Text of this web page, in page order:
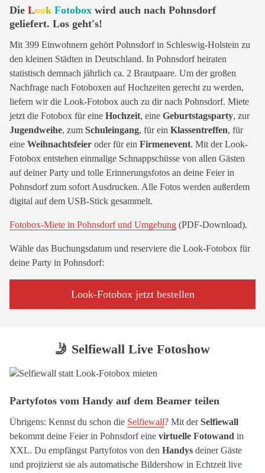
Die Look Fotobox wird auch nach Pohnsdorf
geliefert. Los geht's!
Mit 399 Einwohnern gehört Pohnsdorf in Schleswig-Holstein zu
den kleinen Städten in Deutschland. In Pohnsdorf heiraten
statistisch demnach jährlich ca. 2 Brautpaare. Um der großen
Nachfrage nach Fotoboxen auf Hochzeiten gerecht zu werden,
liefern wir die Look-Fotobox auch zu dir nach Pohnsdorf. Miete
jetzt die Fotobox für eine Hochzeit, eine Geburtstagsparty, zur
Jugendweihe, zum Schuleingang, für ein Klassentreffen, für
eine Weihnachtsfeier oder für ein Firmenevent. Mit der Look-
Fotobox entstehen einmalige Schnappschüsse von allen Gästen
auf deiner Party und tolle Erinnerungsfotos an deine Feier in
Pohnsdorf zum sofort Ausdrucken. Alle Fotos werden außerdem
digital auf dem USB-Stick gesammelt.
Fotobox-Miete in Pohnsdorf und Umgebung (PDF-Download).
Wähle das Buchungsdatum und reserviere die Look-Fotobox für
deine Party in Pohnsdorf:
Look-Fotobox jetzt bestellen
🤳 Selfiewall Live Fotoshow
Partyfotos vom Handy auf dem Beamer teilen
Übrigens: Kennst du schon die Selfiewall? Mit derSelfiewall
bekommt deine Feier in Pohnsdorf eine virtuelle Fotowand in
XXL. Du empfängst Partyfotos von den Handys deiner Gäste
und projizierst sie als automatische Bildershow in Echtzeit live